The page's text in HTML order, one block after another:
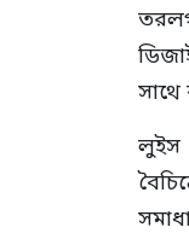
সাথে
লুইস